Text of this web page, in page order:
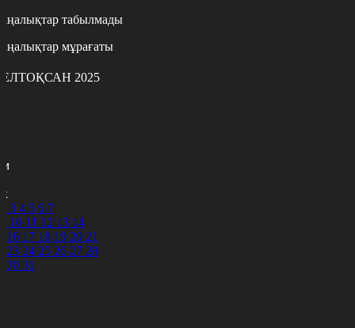
табылмады
мұрағаты
2025
3 4 5 6 7
10 11 12 13 14
16 17 18 19 20 21
23 24 25 26 27 28
30 31